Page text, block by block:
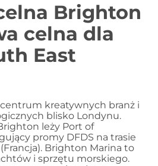
Brighton
celna dla
East
kreatywnych branż i
blisko Londynu.
leży Port of
promy DFDS na trasie
Brighton Marina to
i sprzętu morskiego.